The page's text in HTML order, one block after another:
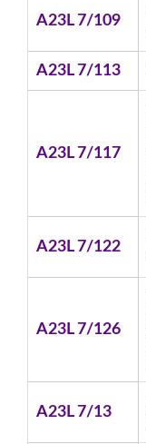
A23L 7/109
A23L 7/113
A23L 7/117
A23L 7/122
A23L 7/126
A23L 7/13